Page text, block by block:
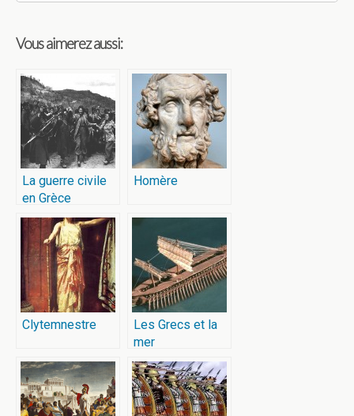
Vous aimerez aussi:
La guerre civile
en Grèce
Homère
Clytemnestre
Les Grecs et la
mer